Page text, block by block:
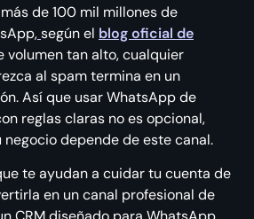
de 100 mil millones de
según el blog oficial de
volumen tan alto, cualquier
al spam termina en un
Así que usar WhatsApp de
reglas claras no es opcional,
depende de este canal.
te ayudan a cuidar tu cuenta de
en un canal profesional de